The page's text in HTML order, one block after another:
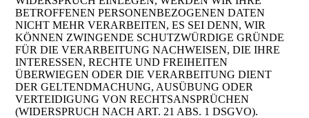
BETROFFENEN PERSONENBEZOGENEN DATEN
NICHT MEHR VERARBEITEN, ES SEI DENN, WIR
KÖNNEN ZWINGENDE SCHUTZWÜRDIGE GRÜNDE
FÜR DIE VERARBEITUNG NACHWEISEN, DIE IHRE
INTERESSEN, RECHTE UND FREIHEITEN
ÜBERWIEGEN ODER DIE VERARBEITUNG DIENT
DER GELTENDMACHUNG, AUSÜBUNG ODER
VERTEIDIGUNG VON RECHTSANSPRÜCHEN
(WIDERSPRUCH NACH ART. 21 ABS. 1 DSGVO).